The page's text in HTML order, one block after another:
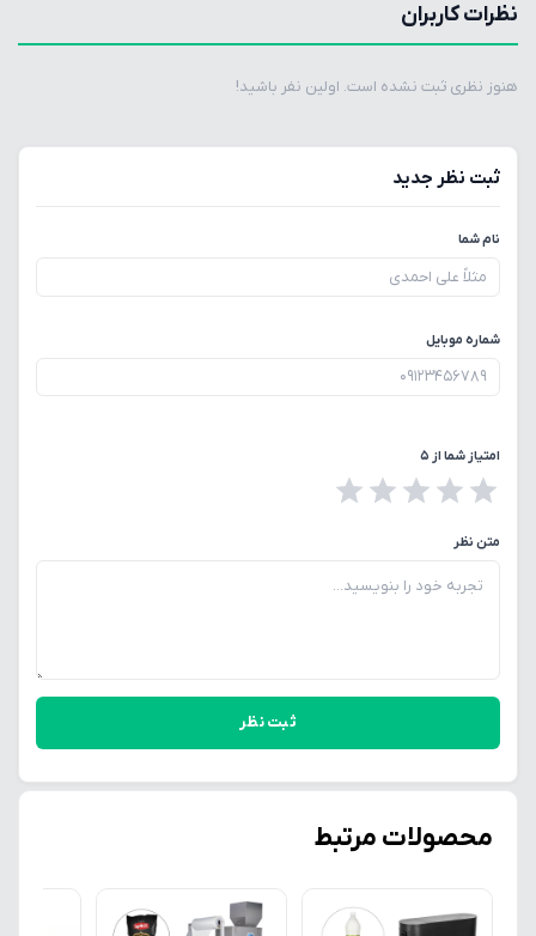
نظرات کاربران
هنوز نظری ثبت نشده است. اولین نفر باشید!
ثبت نظر جدید
نام شما
شماره موبایل
امتیاز شما از ۵
متن نظر
ثبت نظر
محصولات مرتبط